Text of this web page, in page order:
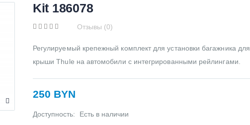
Kit 186078
Отзывы (0)
Регулируемый крепежный комплект для установки багажника для
крыши Thule на автомобили с интегрированными рейлингами.
250 BYN
Доступность:
Есть в наличии